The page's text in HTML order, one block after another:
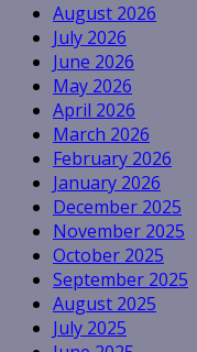
August 2026
July 2026
June 2026
May 2026
April 2026
March 2026
February 2026
January 2026
December 2025
November 2025
October 2025
September 2025
August 2025
July 2025